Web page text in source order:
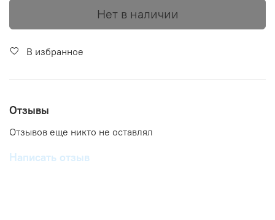
Нет в наличии
В избранное
Отзывы
Отзывов еще никто не оставлял
Написать отзыв